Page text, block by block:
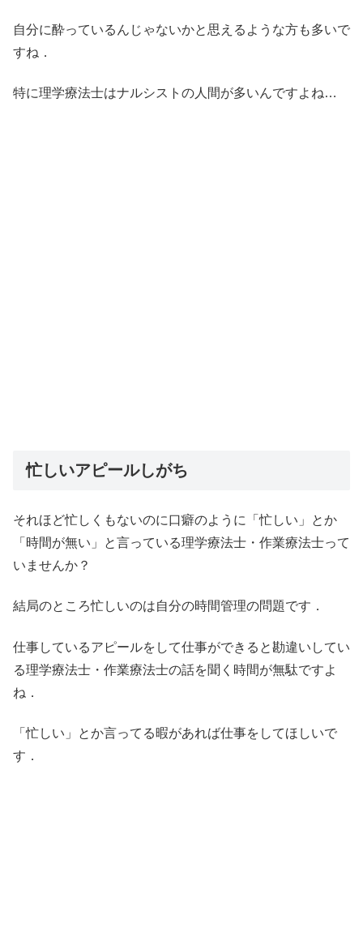
自分に酔っているんじゃないかと思えるような方も多いで
すね．
特に理学療法士はナルシストの人間が多いんですよね…
忙しいアピールしがち
それほど忙しくもないのに口癖のように「忙しい」とか
「時間が無い」と言っている理学療法士・作業療法士って
いませんか？
結局のところ忙しいのは自分の時間管理の問題です．
仕事しているアピールをして仕事ができると勘違いしてい
る理学療法士・作業療法士の話を聞く時間が無駄ですよ
ね．
「忙しい」とか言ってる暇があれば仕事をしてほしいで
す．